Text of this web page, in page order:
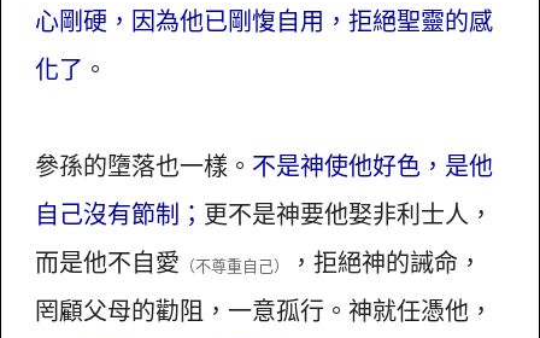
心剛硬，因為他已剛愎自用，拒絕聖靈的感
化了 。
參孫的墮落也一樣。 不是神使他好色，是他
自己沒有節制； 更不是神要他娶非利士人，
而是他不自愛 （不尊重自己）
，拒絕神的誡命，
罔顧父母的勸阻，一意孤行。神就任憑他，